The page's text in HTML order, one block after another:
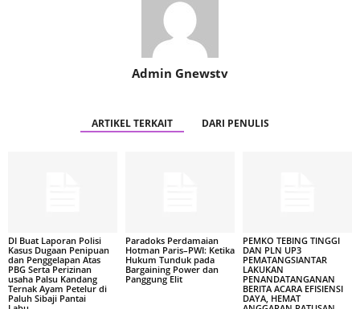
Admin Gnewstv
ARTIKEL TERKAIT DARI PENULIS
DI Buat Laporan Polisi
Kasus Dugaan Penipuan
dan Penggelapan Atas
PBG Serta Perizinan
usaha Palsu Kandang
Ternak Ayam Petelur di
Paluh Sibaji Pantai
Paradoks Perdamaian
Hotman Paris–PWI: Ketika
Hukum Tunduk pada
Bargaining Power dan
Panggung Elit
PEMKO TEBING TINGGI
DAN PLN UP3
PEMATANGSIANTAR
LAKUKAN
PENANDATANGANAN
BERITA ACARA EFISIENSI
DAYA, HEMAT